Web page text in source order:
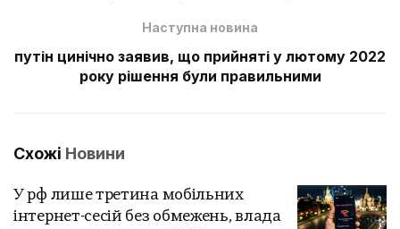
Наступна новина
путін цинічно заявив, що прийняті у лютому 2022
року рішення були правильними
Схожі Новини
У рф лише третина мобільних
інтернет-сесій без обмежень, влада